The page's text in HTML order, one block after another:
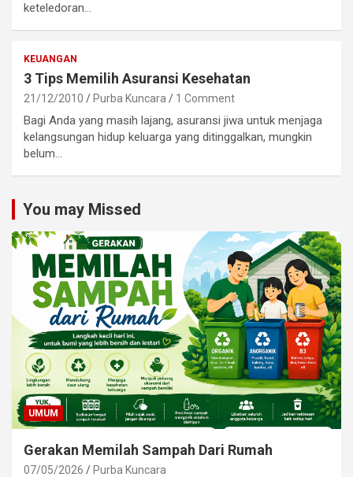
keteledoran…
KEUANGAN
3 Tips Memilih Asuransi Kesehatan
21/12/2010 Purba Kuncara 1 Comment
Bagi Anda yang masih lajang, asuransi jiwa untuk menjaga
kelangsungan hidup keluarga yang ditinggalkan, mungkin
belum…
You may Missed
UMUM
Gerakan Memilah Sampah Dari Rumah
07/05/2026 Purba Kuncara